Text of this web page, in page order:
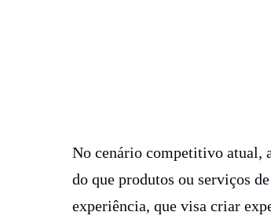
No cenário competitivo atual,
do que produtos ou serviços
experiência, que visa criar